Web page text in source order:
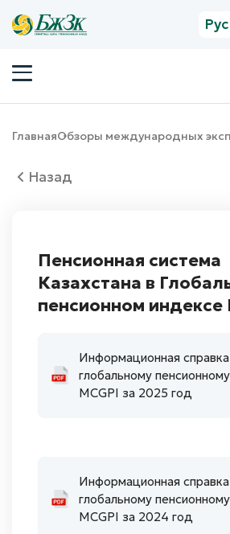
Рус
ГлавнаяОбзоры международных
Назад
Пенсионная система
Казахстана в
пенсионном индексе
Информационная
глобальному
MCGPI за 2025 год
Информационная
глобальному
MCGPI за 2024 год